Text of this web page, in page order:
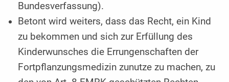
Bundesverfassung).
Betont wird weiters, dass das Recht, ein Kind
zu bekommen und sich zur Erfüllung des
Kinderwunsches die Errungenschaften der
Fortpflanzungsmedizin zunutze zu machen, zu